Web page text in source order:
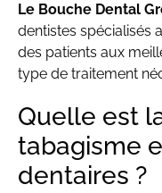
Le Bouche Dental
dentistes spécialisés
des patients aux
type de traitement
Quelle est
tabagisme
dentaires ?